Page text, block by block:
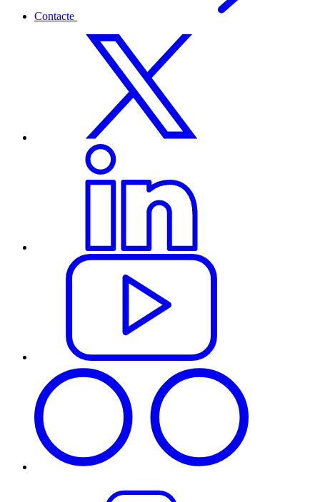
Contacte